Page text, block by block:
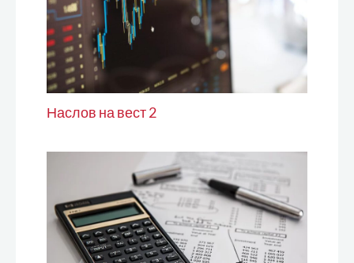
Наслов на вест 2